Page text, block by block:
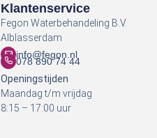
Klantenservice
Fegon Waterbehandeling B.V.
Alblasserdam
info@fegon.nl
078 890 74 44
Openingstijden
Maandag t/m vrijdag
8:15 – 17:00 uur